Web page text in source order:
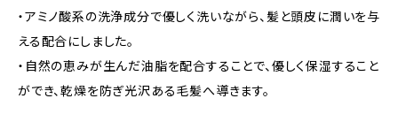
・アミノ酸系の洗浄成分で優しく洗いながら、髪と頭皮に潤いを与
える配合にしました。
・自然の恵みが生んだ油脂を配合することで、優しく保湿すること
ができ、乾燥を防ぎ光沢ある毛髪へ導きます。